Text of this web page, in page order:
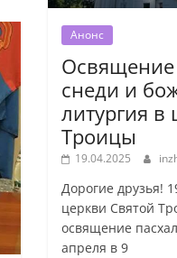
Анонс
Освящение
снеди и
литургия в
Троицы
19.04.2025
Дорогие друзья!
церкви Святой
освящение
апреля в 9